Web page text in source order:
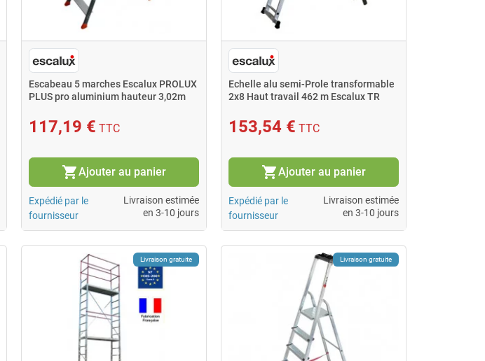
Escabeau 5 marches Escalux PROLUX
PLUS pro aluminium hauteur 3,02m
117,19 € TTC
shopping_cartAjouter au panier
Expédié par le
fournisseur
Livraison estimée
en 3-10 jours
Echelle alu semi-Prole transformable
2x8 Haut travail 462 m Escalux TR
153,54 € TTC
shopping_cartAjouter au panier
Expédié par le
fournisseur
Livraison estimée
en 3-10 jours
Livraison gratuite Livraison gratuite